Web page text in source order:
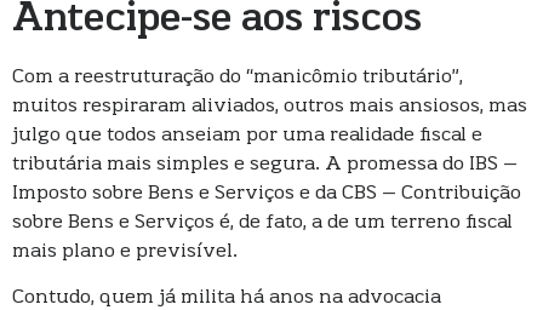
Antecipe-se aos riscos
Com a reestruturação do “manicômio tributário”,
muitos respiraram aliviados, outros mais ansiosos, mas
julgo que todos anseiam por uma realidade fiscal e
tributária mais simples e segura. A promessa do IBS –
Imposto sobre Bens e Serviços e da CBS – Contribuição
sobre Bens e Serviços é, de fato, a de um terreno fiscal
mais plano e previsível.
Contudo, quem já milita há anos na advocacia